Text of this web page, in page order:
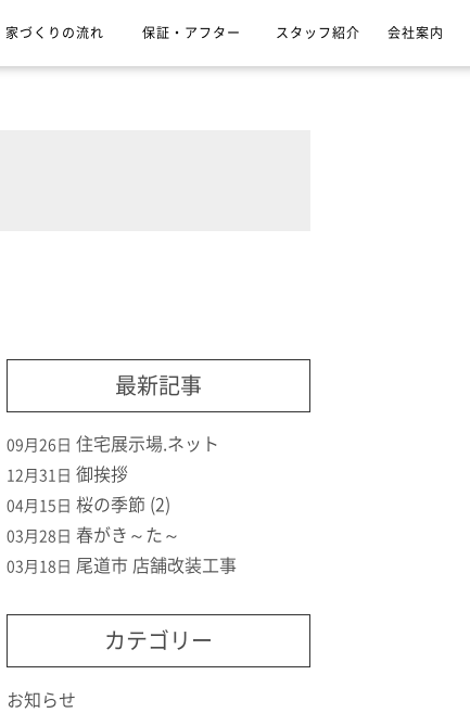
家づくりの流れ 保証・アフター スタッフ紹介 会社案内
最新記事
09月26日 住宅展示場.ネット
12月31日 御挨拶
04月15日 桜の季節 (2)
03月28日 春がき～た～
03月18日 尾道市 店舗改装工事
カテゴリー
お知らせ